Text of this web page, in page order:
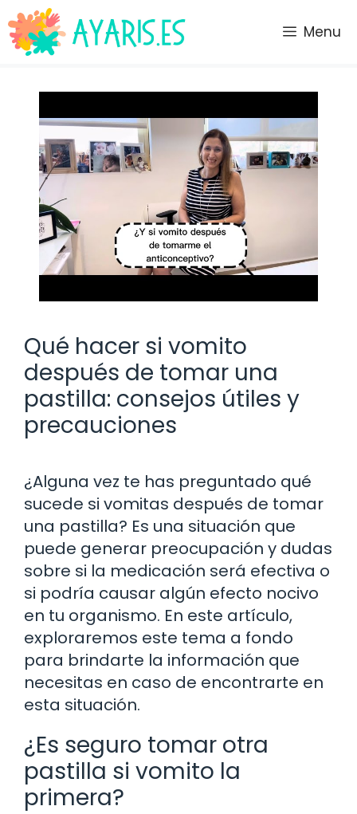
Saltar
al
contenido
Menu
Qué hacer si vomito
después de tomar una
pastilla: consejos útiles y
precauciones
¿Alguna vez te has preguntado qué
sucede si vomitas después de tomar
una pastilla? Es una situación que
puede generar preocupación y dudas
sobre si la medicación será efectiva o
si podría causar algún efecto nocivo
en tu organismo. En este artículo,
exploraremos este tema a fondo
para brindarte la información que
necesitas en caso de encontrarte en
esta situación.
¿Es seguro tomar otra
pastilla si vomito la
primera?